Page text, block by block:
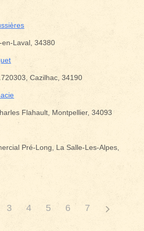
en-Laval, 34380
Cazilhac, 34190
Flahault, Montpellier, 34093
Pré-Long, La Salle-Les-Alpes,
3 4 5 6 7